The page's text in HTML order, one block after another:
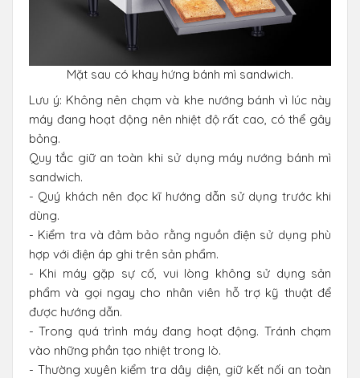
Mặt sau có khay hứng bánh mì sandwich.
Lưu ý: Không nên chạm và khe nướng bánh vì lúc này
máy đang hoạt động nên nhiệt độ rất cao, có thể gây
bỏng.
Quy tắc giữ an toàn khi sử dụng máy nướng bánh mì
sandwich.
- Quý khách nên đọc kĩ hướng dẫn sử dụng trước khi
dùng.
- Kiểm tra và đảm bảo rằng nguồn điện sử dụng phù
hợp với điện áp ghi trên sản phẩm.
- Khi máy gặp sự cố, vui lòng không sử dụng sản
phẩm và gọi ngay cho nhân viên hỗ trợ kỹ thuật để
được hướng dẫn.
- Trong quá trình máy đang hoạt động. Tránh chạm
vào những phần tạo nhiệt trong lò.
- Thường xuyên kiểm tra dây diện, giữ kết nối an toàn